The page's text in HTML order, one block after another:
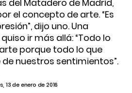
del Matadero de Madrid,
el concepto de arte. “Es
dijo uno. Una
ir más allá: “Todo lo
porque todo lo que
nuestros sentimientos”.
13 de enero de 2016